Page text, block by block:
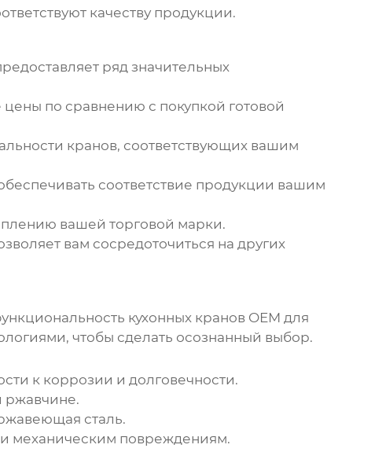
качеству продукции.
ряд значительных
по сравнению с покупкой готовой
кранов, соответствующих вашим
соответствие продукции вашим
вашей торговой марки.
вам сосредоточиться на других
кухонных кранов OEM для
чтобы сделать осознанный выбор.
к коррозии и долговечности.
ржавчине.
сталь.
механическим повреждениям.